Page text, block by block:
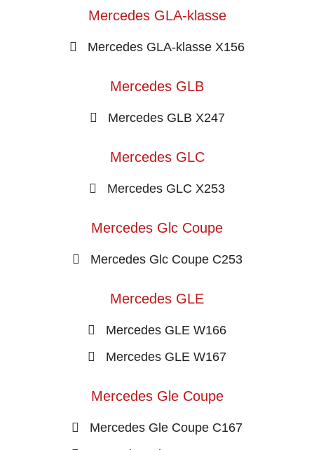
Mercedes GLA-klasse
Mercedes GLA-klasse X156
Mercedes GLB
Mercedes GLB X247
Mercedes GLC
Mercedes GLC X253
Mercedes Glc Coupe
Mercedes Glc Coupe C253
Mercedes GLE
Mercedes GLE W166
Mercedes GLE W167
Mercedes Gle Coupe
Mercedes Gle Coupe C167